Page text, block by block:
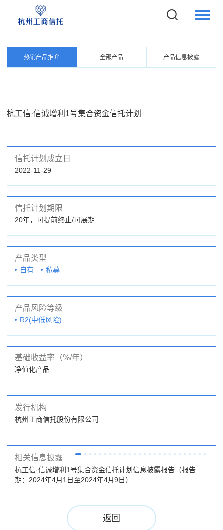
信托产品
热销产品推介 全部产品 产品信息披露
杭工信·信诚增利1号集合资金信托计划
信托计划成立日
2022-11-29
信托计划期限
20年，可提前终止/可展期
产品类型
自有 私募
产品风险等级
R2(中低风险)
基础收益率（%/年）
净值化产品
发行机构
杭州工商信托股份有限公司
相关信息披露
杭工信·信诚增利1号集合资金信托计划信息披露报告（报告
期：2024年4月1日至2024年4月9日）
返回